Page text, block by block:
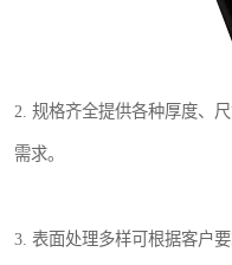
2. 规格齐全提供各种厚度、
需求。
3. 表面处理多样可根据客户